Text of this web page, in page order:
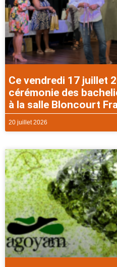
Ce vendredi 17 juillet
cérémonie des
à la salle Bloncourt
20 juillet 2026